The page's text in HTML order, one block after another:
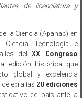
de licenciatura y
la Ciencia (Apanac) en
Tecnología e
delXX Congreso
edición histórica que
global y excelencia
las 20 ediciones
del país ante la